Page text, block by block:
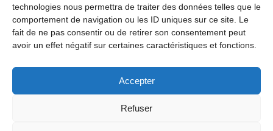
technologies nous permettra de traiter des données telles que le
comportement de navigation ou les ID uniques sur ce site. Le
fait de ne pas consentir ou de retirer son consentement peut
avoir un effet négatif sur certaines caractéristiques et fonctions.
Accepter
Refuser
c/o Kawaa, 24 avenue Daumesnil, 75012 Paris